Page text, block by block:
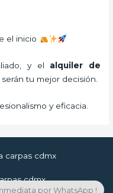
el inicio
y el alquiler de
serán tu mejor decisión.
y eficacia.
carpas cdmx
cdmx
por WhatsApp !